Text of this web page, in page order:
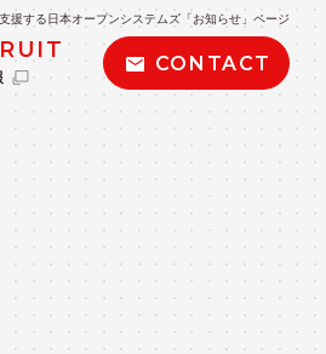
援する日本オープンシステムズ「お知らせ」ページ
CONTACT